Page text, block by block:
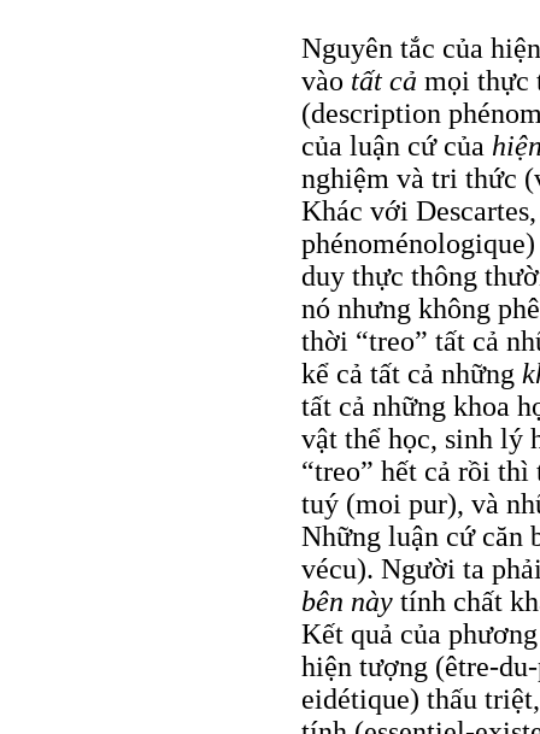
Nguyên tắc của
vào tất cả mọi thực
(description
của luận cứ của
nghiệm và tri thức
Khác với
duy thực thông
nó nhưng không
thời “treo” tất cả
kể cả tất cả những
tất cả những khoa
vật thể học, sinh lý
“treo” hết cả rồi
tuý (moi pur), và
Những luận cứ căn
vécu). Người ta
bên này tính chất
Kết quả của
hiện tượng (être-
eidétique) thấu